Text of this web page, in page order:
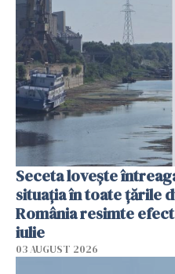
Seceta lovește
situația în toate țările
România resimte
iulie
03 AUGUST 2026